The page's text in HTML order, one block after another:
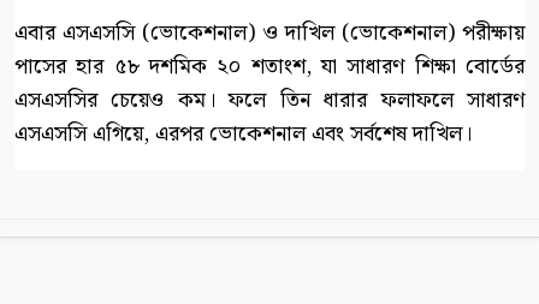
এবার এসএসসি (ভোকেশনাল) ও দাখিল (ভোকেশনাল) পরীক্ষায়
পাসের হার ৫৮ দশমিক ২০ শতাংশ, যা সাধারণ শিক্ষা বোর্ডের
এসএসসির চেয়েও কম। ফলে তিন ধারার ফলাফলে সাধারণ
এসএসসি এগিয়ে, এরপর ভোকেশনাল এবং সর্বশেষ দাখিল।